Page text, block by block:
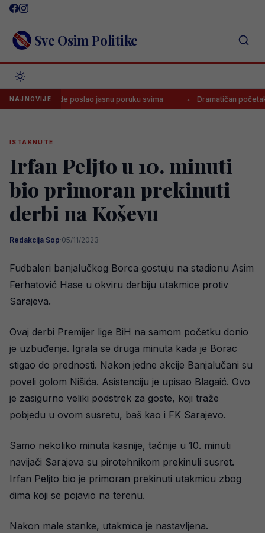
Skip
content Sve Osim Politike
NAJNOVIJE
pobjede poslao jasnu poruku svima Dramatičan početak nove
ISTAKNUTE
Irfan Peljto u 10. minuti
bio primoran prekinuti
derbi na Koševu
Redakcija Sop·05/11/2023
Fudbaleri banjalučkog Borca gostuju na stadionu Asim
Ferhatović Hase u okviru derbiju utakmice protiv
Sarajeva.
Ovaj derbi Premijer lige BiH na samom početku donio
je uzbuđenje. Igrala se druga minuta kada je Borac
stigao do prednosti. Nakon jedne akcije Banjalučani su
poveli golom Nišića. Asistenciju je upisao Blagaić. Ovo
je zasigurno veliki podstrek za goste, koji traže
pobjedu u ovom susretu, baš kao i FK Sarajevo.
Samo nekoliko minuta kasnije, tačnije u 10. minuti
navijači Sarajeva su pirotehnikom prekinuli susret.
Irfan Peljto bio je primoran prekinuti utakmicu zbog
dima koji se pojavio na terenu.
Nakon male stanke, utakmica je nastavljena.